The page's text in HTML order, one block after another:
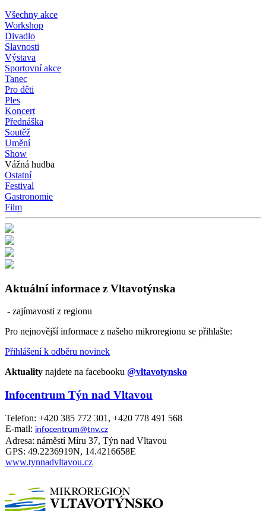
Všechny akce
Workshop
Divadlo
Slavnosti
Výstava
Sportovní akce
Tanec
Pro děti
Ples
Koncert
Přednáška
Soutěž
Umění
Show
Vážná hudba
Ostatní
Festival
Gastronomie
Film
Aktuální informace z Vltavotýnska
- zajímavosti z regionu
Pro nejnovější informace z našeho mikroregionu se přihlašte:
Přihlášení k odběru novinek
Aktuality najdete na facebooku @vltavotynsko
Infocentrum Týn nad Vltavou
Telefon: +420 385 772 301, +420 778 491 568
E-mail: infocentrum@tnv.cz
Adresa: náměstí Míru 37, Týn nad Vltavou
GPS: 49.2236919N, 14.4216658E
www.tynnadvltavou.cz